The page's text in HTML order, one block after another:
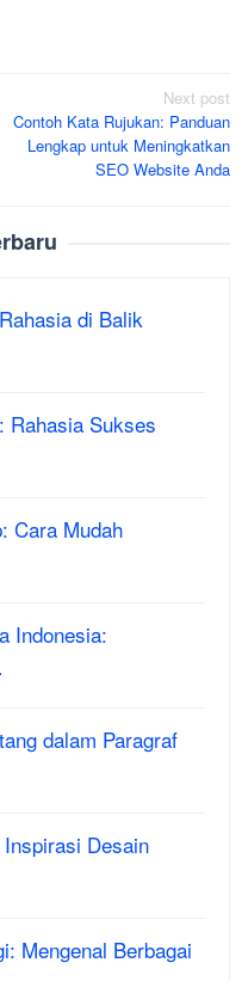
Next post
Contoh Kata Rujukan: Panduan
Lengkap untuk Meningkatkan
SEO Website Anda
di Balik
Rahasia Sukses
Cara Mudah
Indonesia:
dalam Paragraf
Desain
Mengenal Berbagai